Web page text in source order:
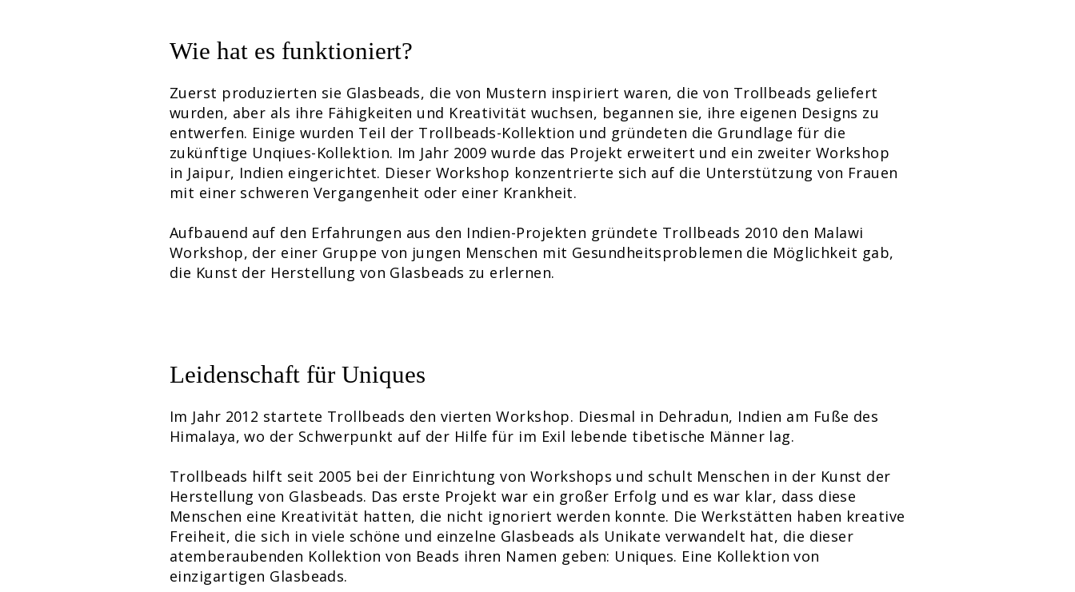
Wie hat es funktioniert?
Zuerst produzierten sie Glasbeads, die von Mustern inspiriert waren, die von Trollbeads geliefert
wurden, aber als ihre Fähigkeiten und Kreativität wuchsen, begannen sie, ihre eigenen Designs zu
entwerfen. Einige wurden Teil der Trollbeads-Kollektion und gründeten die Grundlage für die
zukünftige Unqiues-Kollektion. Im Jahr 2009 wurde das Projekt erweitert und ein zweiter Workshop
in Jaipur, Indien eingerichtet. Dieser Workshop konzentrierte sich auf die Unterstützung von Frauen
mit einer schweren Vergangenheit oder einer Krankheit.
Aufbauend auf den Erfahrungen aus den Indien-Projekten gründete Trollbeads 2010 den Malawi
Workshop, der einer Gruppe von jungen Menschen mit Gesundheitsproblemen die Möglichkeit gab,
die Kunst der Herstellung von Glasbeads zu erlernen.
Leidenschaft für Uniques
Im Jahr 2012 startete Trollbeads den vierten Workshop. Diesmal in Dehradun, Indien am Fuße des
Himalaya, wo der Schwerpunkt auf der Hilfe für im Exil lebende tibetische Männer lag.
Trollbeads hilft seit 2005 bei der Einrichtung von Workshops und schult Menschen in der Kunst der
Herstellung von Glasbeads. Das erste Projekt war ein großer Erfolg und es war klar, dass diese
Menschen eine Kreativität hatten, die nicht ignoriert werden konnte. Die Werkstätten haben kreative
Freiheit, die sich in viele schöne und einzelne Glasbeads als Unikate verwandelt hat, die dieser
atemberaubenden Kollektion von Beads ihren Namen geben: Uniques. Eine Kollektion von
einzigartigen Glasbeads.